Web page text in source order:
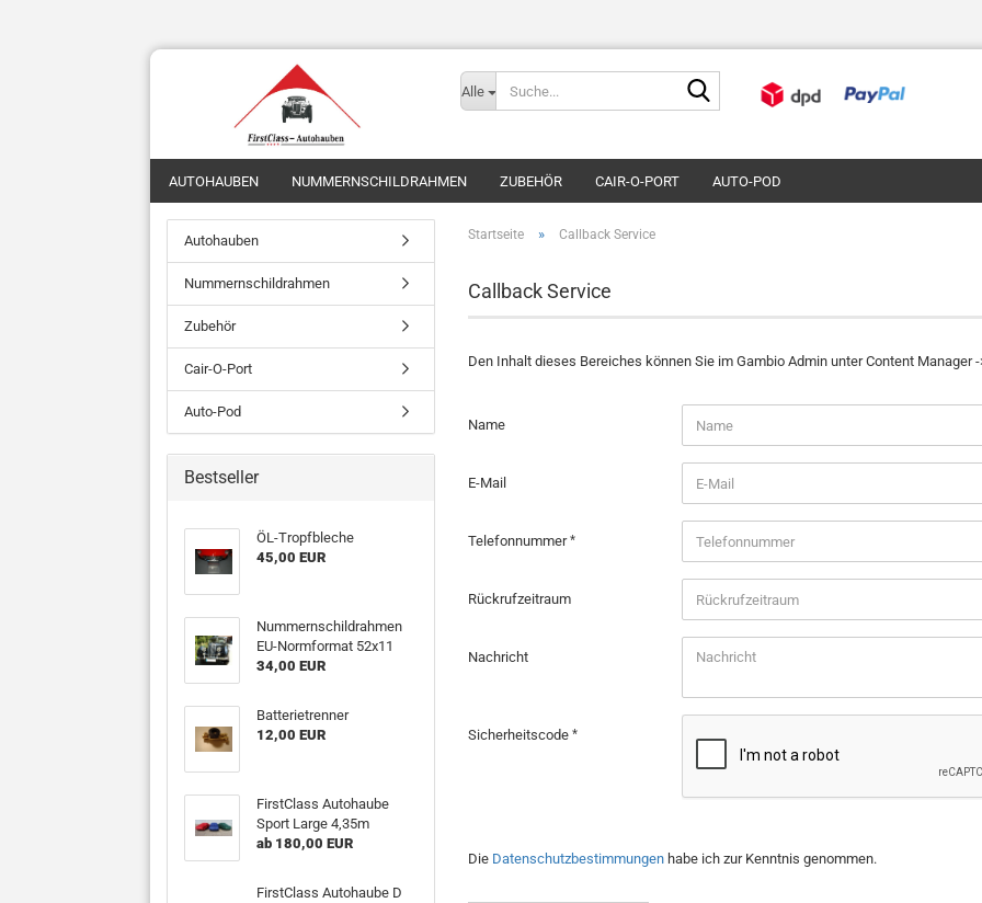
Alle
AUTOHAUBEN NUMMERNSCHILDRAHMEN ZUBEHÖR CAIR-O-PORT AUTO-POD
Startseite » Callback Service
Callback Service
Den Inhalt dieses Bereiches können Sie im Gambio Admin unter Content Manager
SERVICE
Name
E-Mail
Telefonnummer
Rückrufzeitraum
Nachricht
Sicherheitscode
DATENSCHUTZBESTIMMUNGEN
Die Datenschutzbestimmungen habe ich zur Kenntnis genommen.
Autohauben
Nummernschildrahmen
Zubehör
Cair-O-Port
Auto-Pod
Bestseller
ÖL-Tropfbleche
45,00 EUR
Nummernschildrahmen
EU-Normformat 52x11
34,00 EUR
Batterietrenner
12,00 EUR
FirstClass Autohaube
Sport Large 4,35m
ab 180,00 EUR
FirstClass Autohaube D